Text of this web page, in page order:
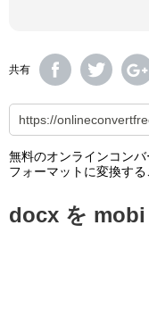
共有
無料のオンラインコン
フォーマットに変換する
docx を mobi